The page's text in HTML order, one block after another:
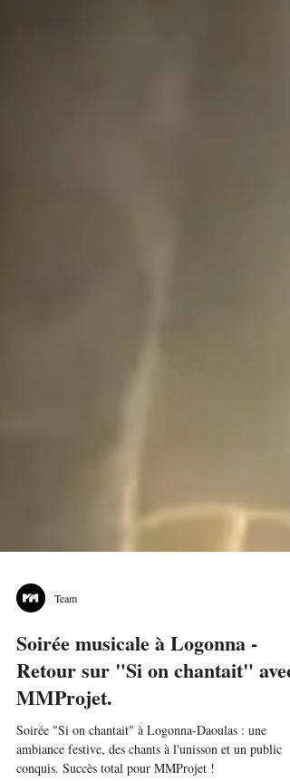
Soirée musicale à Logonna -
Retour sur "Si on chantait" avec
MMProjet.
Soirée "Si on chantait" à Logonna-Daoulas : une